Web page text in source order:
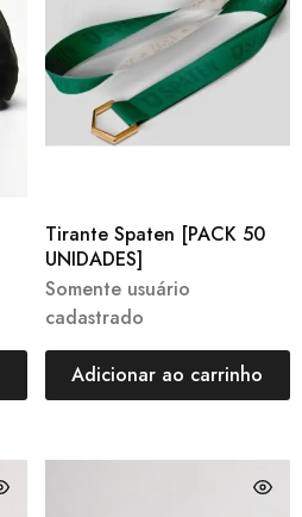
Tirante Spaten [PACK 50
UNIDADES]
Somente usuário
cadastrado
Adicionar ao carrinho